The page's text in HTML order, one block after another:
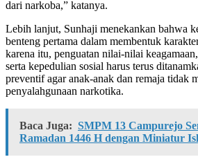
dari narkoba,” katanya.
Lebih lanjut, Sunhaji menekankan bahwa
benteng pertama dalam membentuk
karena itu, penguatan nilai-nilai
serta kepedulian sosial harus terus
preventif agar anak-anak dan remaja tidak
penyalahgunaan narkotika.
Baca Juga: SMPM 13 Campurejo
Ramadan 1446 H dengan Miniatur